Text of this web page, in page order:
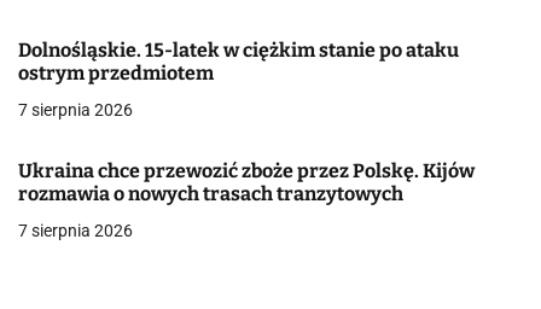
a
w
i
s
Dolnośląskie. 15-latek w ciężkim stanie po ataku
ostrym przedmiotem
7 sierpnia 2026
Ukraina chce przewozić zboże przez Polskę. Kijów
rozmawia o nowych trasach tranzytowych
7 sierpnia 2026